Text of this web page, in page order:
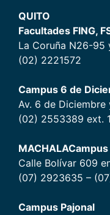
QUITO
Facultades FING,
La Coruña N26-95
(02) 2221572
Campus 6 de
Av. 6 de Diciembre
(02) 2553389 ext.
MACHALA
Calle Bolívar 609
(07) 2923635 –
Campus Pajonal